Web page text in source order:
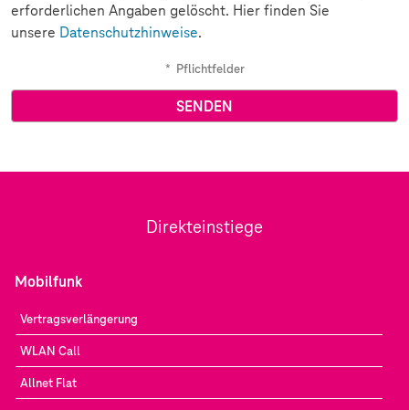
erforderlichen Angaben gelöscht. Hier finden Sie
unsere Datenschutzhinweise.
* Pflichtfelder
Direkteinstiege
Mobilfunk
Vertragsverlängerung
WLAN Call
Allnet Flat